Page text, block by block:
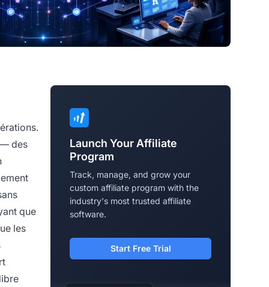
— des
que
les
Launch Your Affiliate
Program
Track, manage, and grow your
custom affiliate program with the
industry's most trusted affiliate
software.
Start Free Trial